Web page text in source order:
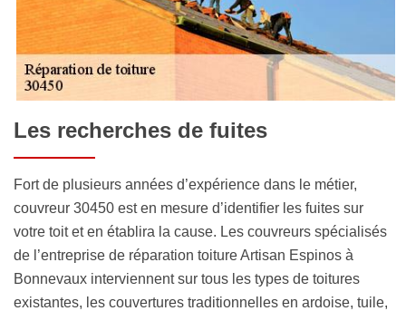
Les recherches de fuites
Fort de plusieurs années d’expérience dans le métier,
couvreur 30450 est en mesure d’identifier les fuites sur
votre toit et en établira la cause. Les couvreurs spécialisés
de l’entreprise de réparation toiture Artisan Espinos à
Bonnevaux interviennent sur tous les types de toitures
existantes, les couvertures traditionnelles en ardoise, tuile,